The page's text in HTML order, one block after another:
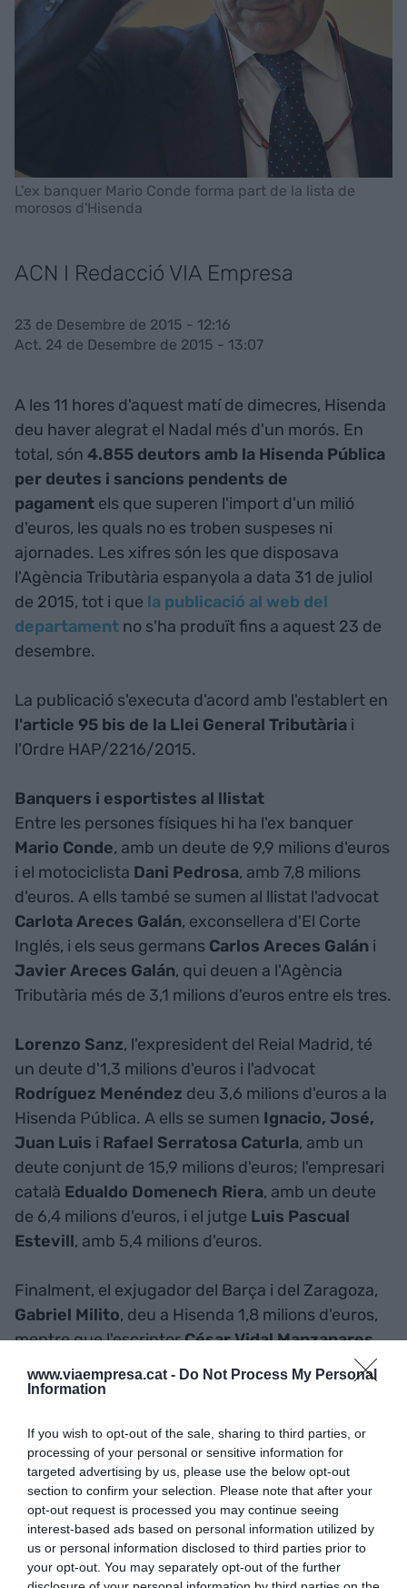
www.viaempresa.cat - Do Not Process My Personal
Information
If you wish to opt-out of the sale, sharing to third parties, or
processing of your personal or sensitive information for
targeted advertising by us, please use the below opt-out
section to confirm your selection. Please note that after your
opt-out request is processed you may continue seeing
interest-based ads based on personal information utilized by
us or personal information disclosed to third parties prior to
your opt-out. You may separately opt-out of the further
L'ex banquer Mario Conde forma part de la lista de
morosos d'Hisenda
ACN I Redacció VIA Empresa
23 de Desembre de 2015 - 12:16
Act. 24 de Desembre de 2015 - 13:07
A les 11 hores d'aquest matí de dimecres, Hisenda
deu haver alegrat el Nadal més d'un morós. En
total, són 4.855 deutors amb la Hisenda Pública
per deutes i sancions pendents de
pagament els que superen l'import d'un milió
d'euros, les quals no es troben suspeses ni
ajornades. Les xifres són les que disposava
l'Agència Tributària espanyola a data 31 de juliol
de 2015, tot i que la publicació al web del
departament no s'ha produït fins a aquest 23 de
desembre.
La publicació s'executa d'acord amb l'establert en
l'article 95 bis de la Llei General Tributària i
l'Ordre HAP/2216/2015.
Banquers i esportistes al llistat
Entre les persones físiques hi ha l'ex banquer
Mario Conde, amb un deute de 9,9 milions d'euros
i el motociclista Dani Pedrosa, amb 7,8 milions
d'euros. A ells també se sumen al llistat l'advocat
Carlota Areces Galán, exconsellera d'El Corte
Inglés, i els seus germans Carlos Areces Galán i
Javier Areces Galán, qui deuen a l'Agència
Tributària més de 3,1 milions d'euros entre els tres.
Lorenzo Sanz, l'expresident del Reial Madrid, té
un deute d'1,3 milions d'euros i l'advocat
Rodríguez Menéndez deu 3,6 milions d'euros a la
Hisenda Pública. A ells se sumen Ignacio, José,
Juan Luis i Rafael Serratosa Caturla, amb un
deute conjunt de 15,9 milions d'euros; l'empresari
català Edualdo Domenech Riera, amb un deute
de 6,4 milions d'euros, i el jutge Luis Pascual
Estevill, amb 5,4 milions d'euros.
Finalment, el exjugador del Barça i del Zaragoza,
Gabriel Milito, deu a Hisenda 1,8 milions d'euros,
mentre que l'escriptorCésar Vidal Manzanares
deu 2,4 milions d'euros, i l'empresari i expresident
del club de futbol del València,
Vicente Soriano
La majoria, empreses
Amb tot, la majoria dels morosos són empreses i el
llistat l'encapçalen la promotora Reyal Urbis, que
deu 378,1 milions d'euros,i la immobiliària Nozar,
que té pendents de pagar-ne 203,1 milions